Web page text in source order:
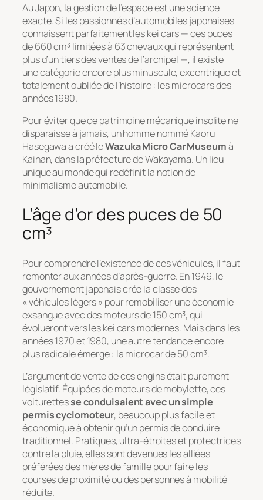
Au Japon, la gestion de l’espace est une science
exacte. Si les passionnés d’automobiles japonaises
connaissent parfaitement leskei cars— ces puces
de 660 cm³ limitées à 63 chevaux qui représentent
plus d’un tiers des ventes de l’archipel —, il existe
une catégorie encore plus minuscule, excentrique et
totalement oubliée de l’histoire : les microcars des
années 1980.
Pour éviter que ce patrimoine mécanique insolite ne
disparaisse à jamais, un homme nommé Kaoru
Hasegawa a créé leWazuka Micro Car Museumà
Kainan, dans la préfecture de Wakayama. Un lieu
unique au monde qui redéfinit la notion de
minimalisme automobile.
L’âge d’or des puces de 50
cm³
Pour comprendre l’existence de ces véhicules, il faut
remonter aux années d’après-guerre. En 1949, le
gouvernement japonais crée la classe des
« véhicules légers » pour remobiliser une économie
exsangue avec des moteurs de 150 cm³, qui
évolueront vers les kei cars modernes. Mais dans les
années 1970 et 1980, une autre tendance encore
plus radicale émerge : la microcar de 50 cm³.
L’argument de vente de ces engins était purement
législatif. Équipées de moteurs de mobylette, ces
voiturettesse conduisaient avec un simple
permis cyclomoteur, beaucoup plus facile et
économique à obtenir qu’un permis de conduire
traditionnel. Pratiques, ultra-étroites et protectrices
contre la pluie, elles sont devenues les alliées
préférées des mères de famille pour faire les
courses de proximité ou des personnes à mobilité
réduite.